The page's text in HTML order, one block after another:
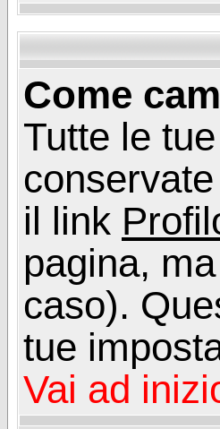
Come
Tutte le
il link
pagina,
caso).
tue
Vai ad